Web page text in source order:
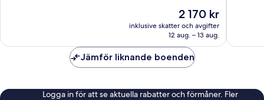
Priset
2 170 kr
2 170 kr
inklusive skatter och avgifter
12 aug. – 13 aug.
Jämför liknande boenden
Logga in för att se aktuella rabatter och förmåner. Fler